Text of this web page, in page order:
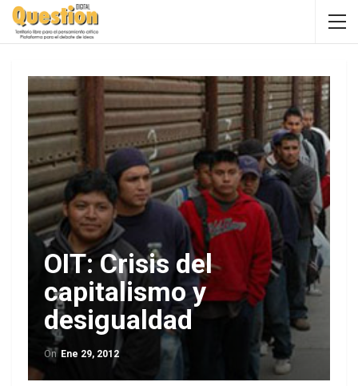
OIT: Crisis del
capitalismo y
desigualdad
On Ene 29, 2012